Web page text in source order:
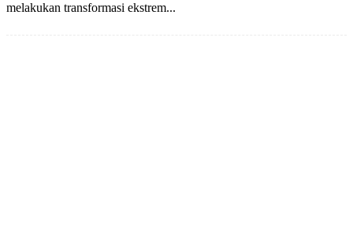
melakukan transformasi ekstrem...